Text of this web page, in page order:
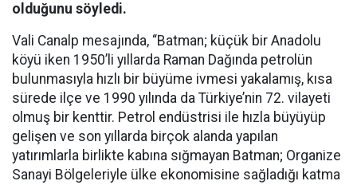
olduğunu söyledi.
Vali Canalp mesajında, “Batman; küçük bir Anadolu
köyü iken 1950’li yıllarda Raman Dağında petrolün
bulunmasıyla hızlı bir büyüme ivmesi yakalamış, kısa
sürede ilçe ve 1990 yılında da Türkiye’nin 72. vilayeti
olmuş bir kenttir. Petrol endüstrisi ile hızla büyüyüp
gelişen ve son yıllarda birçok alanda yapılan
yatırımlarla birlikte kabına sığmayan Batman; Organize
Sanayi Bölgeleriyle ülke ekonomisine sağladığı katma